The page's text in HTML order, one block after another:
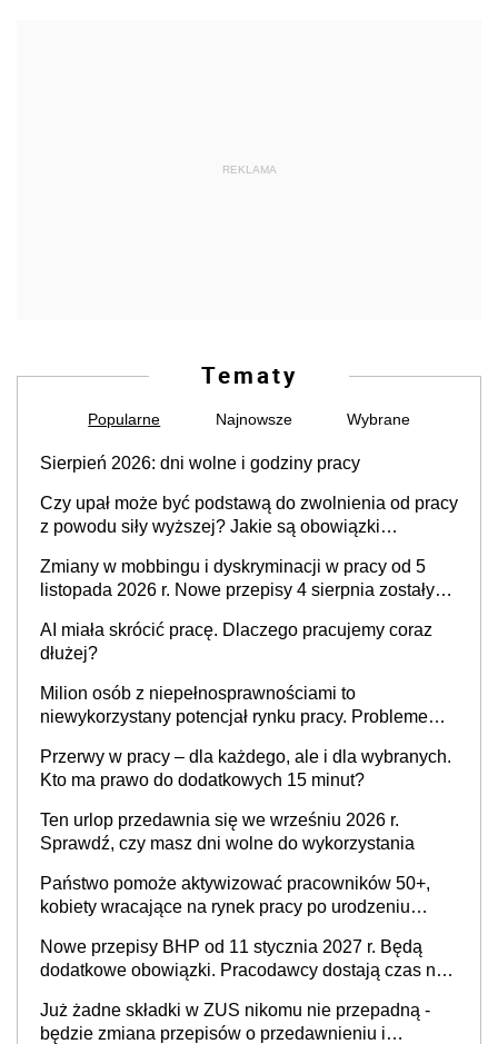
REKLAMA
Tematy
Popularne Najnowsze Wybrane
Sierpień 2026: dni wolne i godziny pracy
Czy upał może być podstawą do zwolnienia od pracy
z powodu siły wyższej? Jakie są obowiązki
Zmiany w mobbingu i dyskryminacji w pracy od 5
listopada 2026 r. Nowe przepisy 4 sierpnia zostały
AI miała skrócić pracę. Dlaczego pracujemy coraz
dłużej?
Milion osób z niepełnosprawnościami to
niewykorzystany potencjał rynku pracy. Problemem
refundacji, ale bariery po stronie systemu i
świadomości pracodawców [WYWIAD]
Przerwy w pracy – dla każdego, ale i dla wybranych.
Kto ma prawo do dodatkowych 15 minut?
Ten urlop przedawnia się we wrześniu 2026 r.
Sprawdź, czy masz dni wolne do wykorzystania
Państwo pomoże aktywizować pracowników 50+,
kobiety wracające na rynek pracy po urodzeniu
neuroatypowe. Powstanie Fundusz na rzecz
Inkluzywności w Zatrudnianiu?
Nowe przepisy BHP od 11 stycznia 2027 r. Będą
dodatkowe obowiązki. Pracodawcy dostają czas na
Już żadne składki w ZUS nikomu nie przepadną -
będzie zmiana przepisów o przedawnieniu i